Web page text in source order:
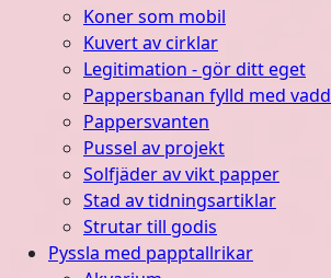
Koner som mobil
Kuvert av cirklar
Legitimation - gör ditt eget
Pappersbanan fylld med vadd
Pappersvanten
Pussel av projekt
Solfjäder av vikt papper
Stad av tidningsartiklar
Strutar till godis
Pyssla med papptallrikar